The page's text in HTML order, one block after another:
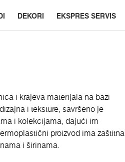
DEKORI EKSPRES SERVIS
i krajeva materijala na bazi
i teksture, savršeno je
i kolekcijama, dajući im
proizvod ima zaštitna
i širinama.